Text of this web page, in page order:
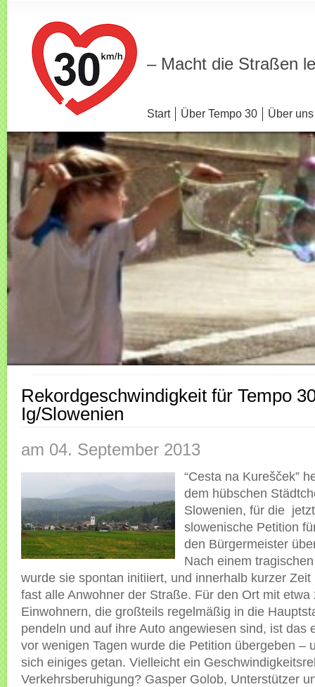
– Macht die Straßen
Start Über Tempo 30 Über uns
Rekordgeschwindigkeit für Tempo
Ig/Slowenien
am 04. September 2013
“Cesta na Kurešček”
dem hübschen
Slowenien, für die
slowenische Petition
den Bürgermeister
Nach einem
wurde sie spontan initiiert, und innerhalb kurzer
fast alle Anwohner der Straße. Für den Ort mit etwa
Einwohnern, die großteils regelmäßig in die
pendeln und auf ihre Auto angewiesen sind, ist das
vor wenigen Tagen wurde die Petition übergeben –
sich einiges getan. Vielleicht ein
Verkehrsberuhigung? Gasper Golob, Unterstützer